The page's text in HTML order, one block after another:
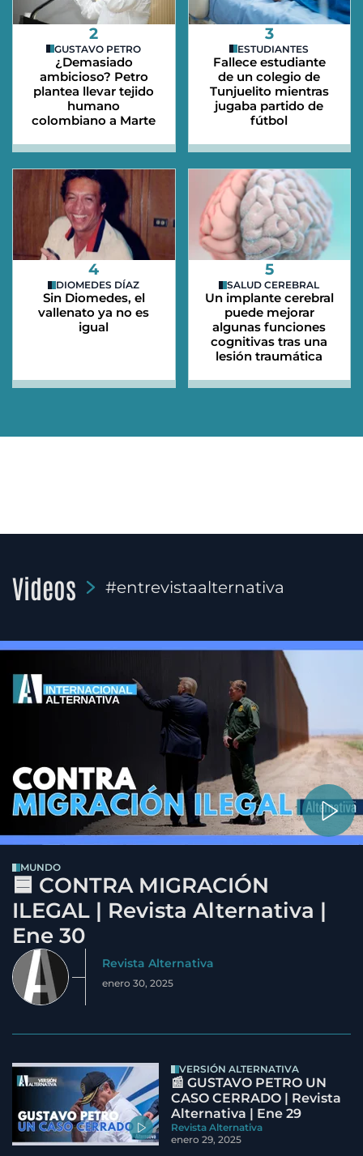
2
GUSTAVO PETRO
¿Demasiado
ambicioso? Petro
plantea llevar tejido
humano
colombiano a Marte
3
ESTUDIANTES
Fallece estudiante
de un colegio de
Tunjuelito mientras
jugaba partido de
fútbol
4
DIOMEDES DÍAZ
Sin Diomedes, el
vallenato ya no es
igual
5
SALUD CEREBRAL
Un implante cerebral
puede mejorar
algunas funciones
cognitivas tras una
lesión traumática
Videos #entrevistaalternativa
MUNDO
🟦 CONTRA MIGRACIÓN
ILEGAL | Revista Alternativa |
Ene 30
Revista Alternativa
enero 30, 2025
VERSIÓN ALTERNATIVA
📰 GUSTAVO PETRO UN
CASO CERRADO | Revista
Alternativa | Ene 29
Revista Alternativa
enero 29, 2025